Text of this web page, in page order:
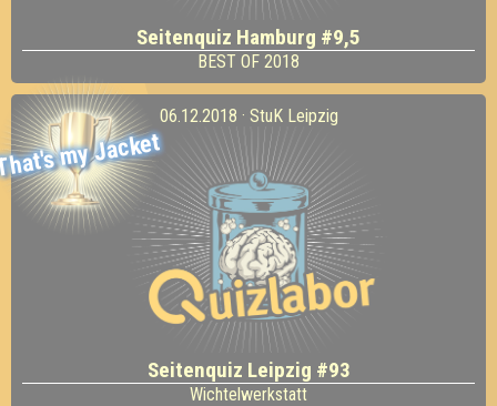
Seitenquiz Hamburg #9,5
BEST OF 2018
my Jacket
06.12.2018 · StuK Leipzig
Seitenquiz Leipzig #93
Wichtelwerkstatt